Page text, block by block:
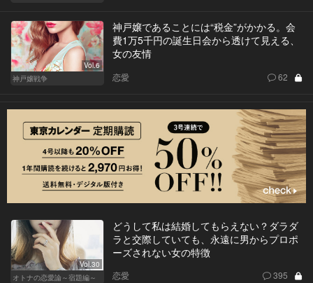
Vol.6
神戸嬢戦争
神戸嬢であることには“税金”がかかる。会
費1万5千円の誕生日会から透けて見える、
女の友情
恋愛 62
Vol.30
オトナの恋愛論～宿題編～
どうして私は結婚してもらえない？ダラダ
ラと交際していても、永遠に男からプロポ
ーズされない女の特徴
恋愛 395